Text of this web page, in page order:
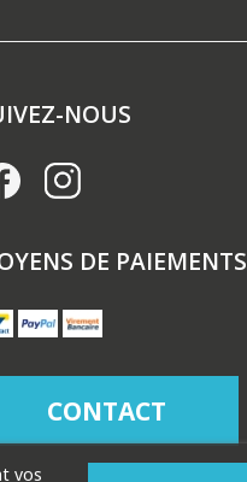
vos
NOUS
DE PAIEMENTS
CONTACT